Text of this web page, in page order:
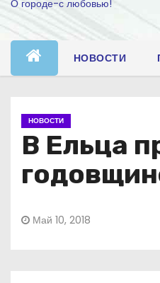
р
О городе-с любовью!
НОВОСТИ
НОВОСТИ
В Ельца
Май 10, 2018